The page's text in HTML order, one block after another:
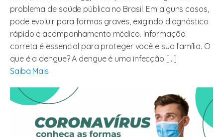
problema de saúde pública no Brasil. Em alguns casos,
pode evoluir para formas graves, exigindo diagnóstico
rápido e acompanhamento médico. Informação
correta é essencial para proteger você e sua família. O
que é a dengue? A dengue é uma infecção […]
Saiba Mais